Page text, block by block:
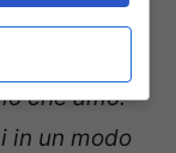
risposto:
la
che amo.
in un modo